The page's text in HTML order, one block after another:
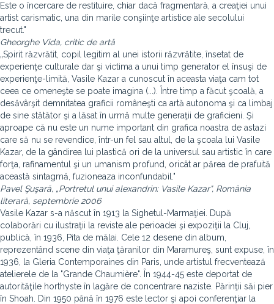
Este o încercare de restituire, chiar dacă fragmentară, a creaţiei unui
artist carismatic, una din marile conşiinţe artistice ale secolului
trecut."
Gheorghe Vida, critic de artă
„Spirit răzvrătit, copil legitim al unei istorii răzvrătite, însetat de
experienţe culturale dar şi victima a unui timp generator el însuşi de
experienţe-limită, Vasile Kazar a cunoscut în aceasta viaţa cam tot
ceea ce omeneşte se poate imagina (...). Între timp a făcut şcoală, a
desăvârşit demnitatea graficii româneşti ca artă autonoma şi ca limbaj
de sine stătător şi a lăsat în urmă multe generaţii de graficieni. Şi
aproape că nu este un nume important din grafica noastra de astazi
care să nu se revendice, într-un fel sau altul, de la şcoala lui Vasile
Kazar, de la gândirea lui plastică ori de la universul sau artistic în care
forţa, rafinamentul şi un umanism profund, oricât ar părea de prafuită
această sintagmă, fuzioneaza inconfundabil."
Pavel Şuşară, „Portretul unui alexandrin: Vasile Kazar", România
literară, septembrie 2006
Vasile Kazar s-a născut în 1913 la Sighetul-Marmaţiei. După
colaborări cu ilustraţii la reviste ale perioadei şi expoziţii la Cluj,
publică, în 1936, Pita de mălai. Cele 12 desene din album,
reprezentând scene din viaţa ţăranilor din Maramureş, sunt expuse, în
1936, la Gleria Contemporaines din Paris, unde artistul frecventează
atelierele de la "Grande Chaumière". În 1944-45 este deportat de
autorităţile horthyste în lagăre de concentrare naziste. Părinţii săi pier
în Shoah. Din 1950 până în 1976 este lector şi apoi conferenţiar la